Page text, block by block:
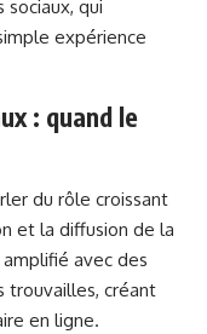
sociaux, qui
expérience
: quand le
du rôle croissant
et la diffusion de la
avec des
trouvailles, créant
en ligne.